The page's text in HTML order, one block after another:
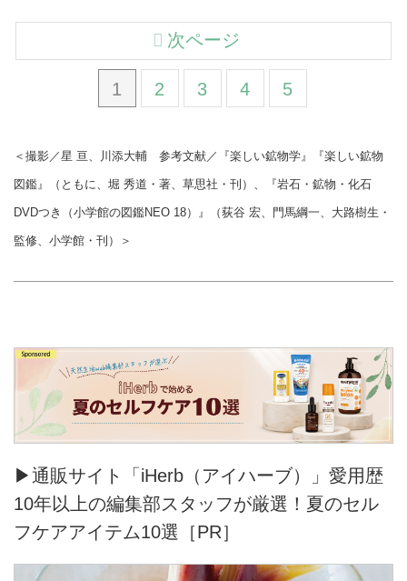
きなふたりが、今回訪れたのは、
東京・中野にある鉱物専門店「母
岩（ぼがん）」。店主の荻島敏明
さんに鉱物の魅力や最近の傾向、
収集するうえで知っておきたいこ
1 2 3 4 5
次ページ
＜撮影／星 亘、川添大輔 参考文献／『楽しい鉱物学』『楽しい鉱物
図鑑』（ともに、堀 秀道・著、草思社・刊）、『岩石・鉱物・化石
DVDつき（小学館の図鑑NEO 18）』（荻谷 宏、門馬綱一、大路樹生・
監修、小学館・刊）＞
▶通販サイト「iHerb（アイハーブ）」愛用歴
10年以上の編集部スタッフが厳選！夏のセル
フケアアイテム10選［PR］